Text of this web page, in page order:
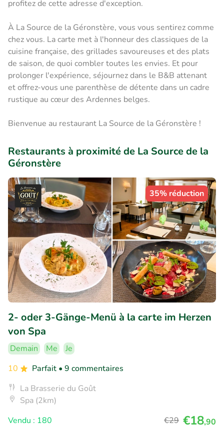
profitez de cette adresse d'exception.
À La Source de la Géronstère, vous vous sentirez comme
chez vous. La carte met à l'honneur des classiques de la
cuisine française, des grillades savoureuses et des plats
de saison, de quoi combler toutes les envies. Et pour
prolonger l'expérience, séjournez dans le B&B attenant
et offrez-vous une parenthèse de détente dans un cadre
rustique au cœur des Ardennes belges.
Bienvenue au restaurant La Source de la Géronstère !
Restaurants à proximité de La Source de la
Géronstère
35% réduction
2- oder 3-Gänge-Menü à la carte im Herzen
von Spa
Demain Me
Je
10
Parfait • 9 commentaires
La Brasserie du Goût
Spa (2km)
Vendu : 180
€29 €18,90